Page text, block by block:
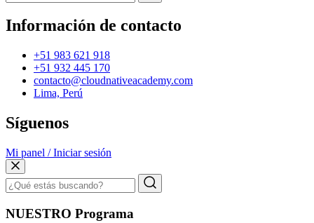
Información de contacto
+51 983 621 918
+51 932 445 170
contacto@cloudnativeacademy.com
Lima, Perú
Síguenos
Mi panel / Iniciar sesión
NUESTRO Programa